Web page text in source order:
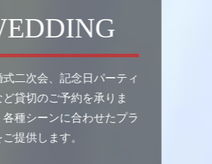
二次会、記念日パーティ
ど貸切のご予約を承りま
種シーンに合わせたプラ
提供します。